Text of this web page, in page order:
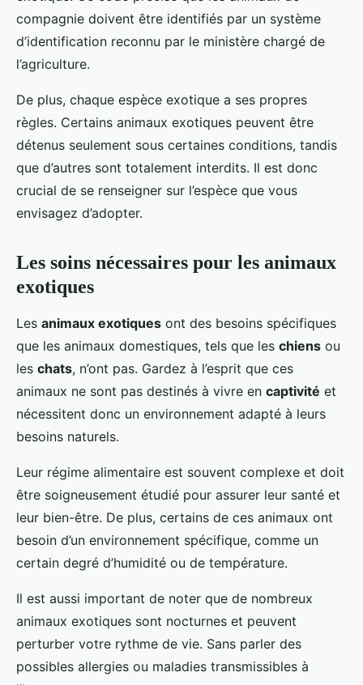
compagnie doivent être identifiés par un système
d’identification reconnu par le ministère chargé de
l’agriculture.
De plus, chaque espèce exotique a ses propres
règles. Certains animaux exotiques peuvent être
détenus seulement sous certaines conditions, tandis
que d’autres sont totalement interdits. Il est donc
crucial de se renseigner sur l’espèce que vous
envisagez d’adopter.
Les soins nécessaires pour les animaux
exotiques
Les animaux exotiques ont des besoins spécifiques
que les animaux domestiques, tels que les chiens ou
les chats, n’ont pas. Gardez à l’esprit que ces
animaux ne sont pas destinés à vivre en captivité et
nécessitent donc un environnement adapté à leurs
besoins naturels.
Leur régime alimentaire est souvent complexe et doit
être soigneusement étudié pour assurer leur santé et
leur bien-être. De plus, certains de ces animaux ont
besoin d’un environnement spécifique, comme un
certain degré d’humidité ou de température.
Il est aussi important de noter que de nombreux
animaux exotiques sont nocturnes et peuvent
perturber votre rythme de vie. Sans parler des
possibles allergies ou maladies transmissibles à